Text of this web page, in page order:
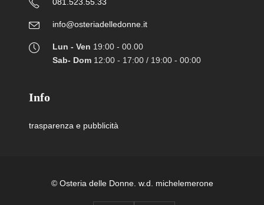
info@osteriadelledonne.it
Lun - Ven 19:00 - 00.00
Sab- Dom 12:00 - 17:00 / 19:00 - 00:00
Info
trasparenza e pubblicità
© Osteria delle Donne. w.d. michelemerone